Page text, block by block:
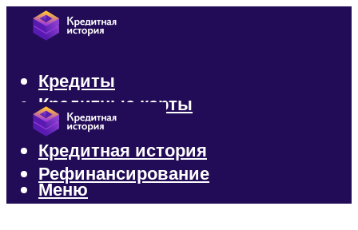
Кредиты
Кредитные карты
Микрозаймы
Кредитная история
Рефинансирование
Меню